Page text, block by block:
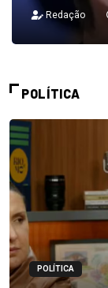
Redação
POLÍTICA
POLÍTICA